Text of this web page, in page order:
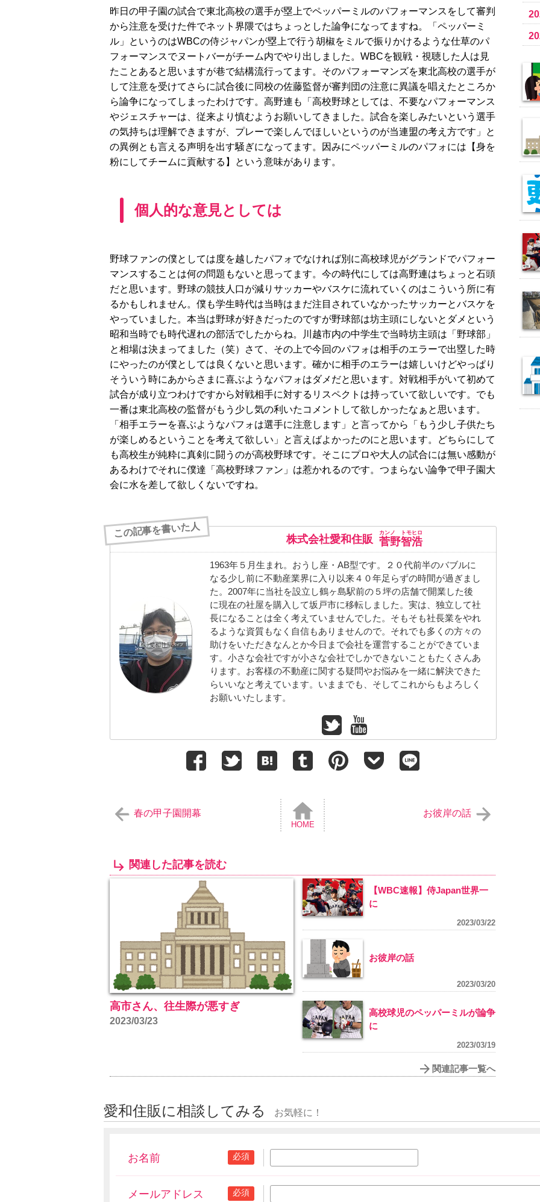
昨日の甲子園の試合で東北高校の選手が塁上でペッパーミルのパフォーマンスをして審判
から注意を受けた件でネット界隈ではちょっとした論争になってますね。「ペッパーミ
ル」というのはWBCの侍ジャパンが塁上で行う胡椒をミルで振りかけるような仕草のパ
フォーマンスでヌートバーがチーム内でやり出しました。WBCを観戦・視聴した人は見
たことあると思いますが巷で結構流行ってます。そのパフォーマンズを東北高校の選手が
して注意を受けてさらに試合後に同校の佐藤監督が審判団の注意に異議を唱えたところか
ら論争になってしまったわけです。高野連も「高校野球としては、不要なパフォーマンス
やジェスチャーは、従来より慎むようお願いしてきました。試合を楽しみたいという選手
の気持ちは理解できますが、プレーで楽しんでほしいというのが当連盟の考え方です」と
の異例とも言える声明を出す騒ぎになってます。因みにペッパーミルのパフォには【身を
粉にしてチームに貢献する】という意味があります。
個人的な意見としては
野球ファンの僕としては度を越したパフォでなければ別に高校球児がグランドでパフォー
マンスすることは何の問題もないと思ってます。今の時代にしては高野連はちょっと石頭
だと思います。野球の競技人口が減りサッカーやバスケに流れていくのはこういう所に有
るかもしれません。僕も学生時代は当時はまだ注目されていなかったサッカーとバスケを
やっていました。本当は野球が好きだったのですが野球部は坊主頭にしないとダメという
昭和当時でも時代遅れの部活でしたからね。川越市内の中学生で当時坊主頭は「野球部」
と相場は決まってました（笑）さて、その上で今回のパフォは相手のエラーで出塁した時
にやったのが僕としては良くないと思います。確かに相手のエラーは嬉しいけどやっぱり
そういう時にあからさまに喜ぶようなパフォはダメだと思います。対戦相手がいて初めて
試合が成り立つわけですから対戦相手に対するリスペクトは持っていて欲しいです。でも
一番は東北高校の監督がもう少し気の利いたコメントして欲しかったなぁと思います。
「相手エラーを喜ぶようなパフォは選手に注意します」と言ってから「もう少し子供たち
が楽しめるということを考えて欲しい」と言えばよかったのにと思います。どちらにして
も高校生が純粋に真剣に闘うのが高校野球です。そこにプロや大人の試合には無い感動が
あるわけでそれに僕達「高校野球ファン」は惹かれるのです。つまらない論争で甲子園大
会に水を差して欲しくないですね。
この記事を書いた人
株式会社愛和住販 菅野智浩
カンノ トモヒロ
1963年５月生まれ。おうし座・AB型です。２０代前半のバブルに
なる少し前に不動産業界に入り以来４０年足らずの時間が過ぎまし
た。2007年に当社を設立し鶴ヶ島駅前の５坪の店舗で開業した後
に現在の社屋を購入して坂戸市に移転しました。実は、独立して社
長になることは全く考えていませんでした。そもそも社長業をやれ
るような資質もなく自信もありませんので。それでも多くの方々の
助けをいただきなんとか今日まで会社を運営することができていま
す。小さな会社ですが小さな会社でしかできないこともたくさんあ
ります。お客様の不動産に関する疑問やお悩みを一緒に解決できた
らいいなと考えています。いままでも、そしてこれからもよろしく
お願いいたします。
春の甲子園開幕
HOME
お彼岸の話
関連した記事を読む
高市さん、往生際が悪すぎ
2023/03/23
【WBC速報】侍Japan世界一
に
2023/03/22
お彼岸の話
2023/03/20
高校球児のペッパーミルが論争
に
2023/03/19
関連記事一覧へ
愛和住販に相談してみる お気軽に！
お名前 必須
メールアドレス 必須